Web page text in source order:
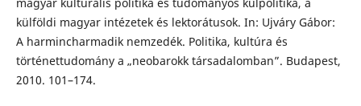
külföldi magyar intézetek és lektorátusok. In: Ujváry Gábor:
A harmincharmadik nemzedék. Politika, kultúra és
történettudomány a „neobarokk társadalomban”. Budapest,
2010. 101–174.